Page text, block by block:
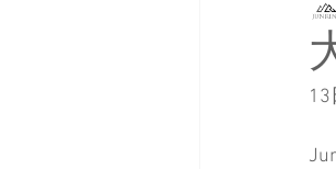
Backcountry
石井スポー